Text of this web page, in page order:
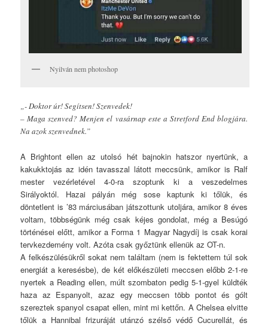
Nyilván nem photoshop
„- Doktor úr! Segítsen! Szenvedek!
– Maga szenved? Menjen el vasárnap este a Stretford End blogjára.
Na azok szenvednek.”
A Brightont ellen az utolsó hét bajnokin hatszor nyertünk, a
kakukktojás az idén tavasszal látott meccsünk, amikor is Ralf
mester vezérletével 4-0-ra szoptunk ki a veszedelmes
Sirályoktól. Hazai pályán még sose kaptunk ki tőlük, és
döntetlent is ’83 márciusában játszottunk utoljára, amikor 8 éves
voltam, többségünk még csak kéjes gondolat, még a Besúgó
történései előtt, amikor a Forma 1 Magyar Nagydíj is csak korai
tervkezdemény volt. Azóta csak győztünk ellenük az OT-n.
A felkészülésükről sokat nem találtam (nem is fektettem túl sok
energiát a keresésbe), de két előkészületi meccsen előbb 2-1-re
nyertek a Reading ellen, múlt szombaton pedig 5-1-gyel küldték
haza az Espanyolt, azaz egy meccsen több pontot és gólt
szereztek spanyol csapat ellen, mint mi kettőn. A Chelsea elvitte
tőlük a Hannibal frizuráját utánzó szélső védő Cucurellát, és